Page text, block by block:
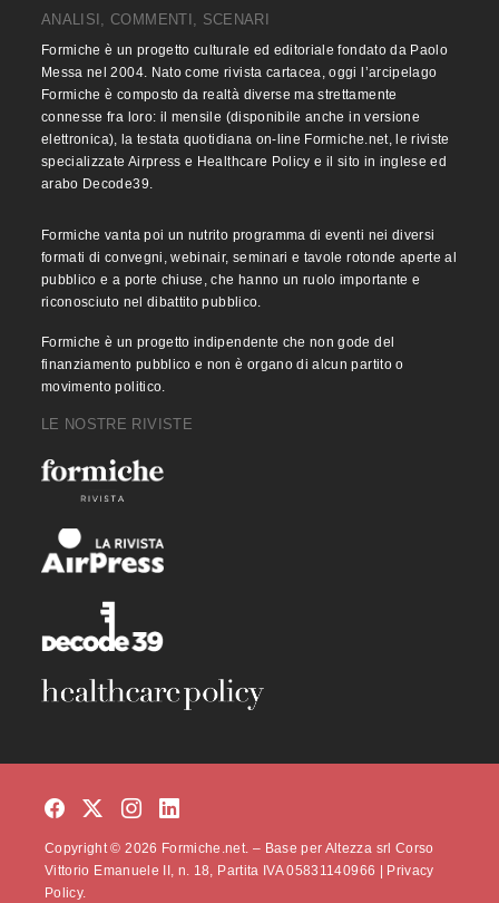
ANALISI, COMMENTI, SCENARI
Formiche è un progetto culturale ed editoriale fondato da Paolo
Messa nel 2004. Nato come rivista cartacea, oggi l’arcipelago
Formiche è composto da realtà diverse ma strettamente
connesse fra loro: il mensile (disponibile anche in versione
elettronica), la testata quotidiana on-line Formiche.net, le riviste
specializzate Airpress e Healthcare Policy e il sito in inglese ed
arabo Decode39.
Formiche vanta poi un nutrito programma di eventi nei diversi
formati di convegni, webinair, seminari e tavole rotonde aperte al
pubblico e a porte chiuse, che hanno un ruolo importante e
riconosciuto nel dibattito pubblico.
Formiche è un progetto indipendente che non gode del
finanziamento pubblico e non è organo di alcun partito o
movimento politico.
LE NOSTRE RIVISTE
Copyright © 2026 Formiche.net. – Base per Altezza srl Corso
Vittorio Emanuele II, n. 18, Partita IVA 05831140966 |
Privacy
Policy.